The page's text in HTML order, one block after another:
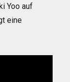
Yoo auf
eine